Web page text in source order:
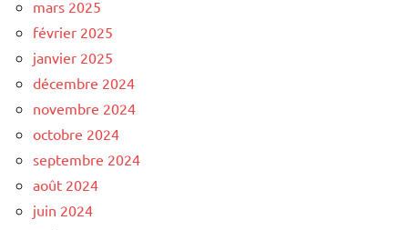
mars 2025
février 2025
janvier 2025
décembre 2024
novembre 2024
octobre 2024
septembre 2024
août 2024
juin 2024